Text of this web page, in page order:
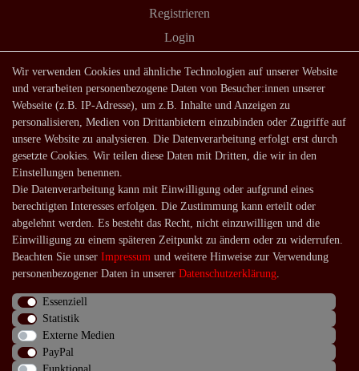
Registrieren
Login
Shop
Lagerverkauf
Zahlungsarten
Versandarten und -kosten
Service
Kontakt
Häufige Fragen
Über uns
Impressum
Wir verwenden Cookies und ähnliche Technologien auf unserer Website
und verarbeiten personenbezogene Daten von Besucher:innen unserer
Webseite (z.B. IP-Adresse), um z.B. Inhalte und Anzeigen zu
personalisieren, Medien von Drittanbietern einzubinden oder Zugriffe auf
unsere Website zu analysieren. Die Datenverarbeitung erfolgt erst durch
gesetzte Cookies. Wir teilen diese Daten mit Dritten, die wir in den
Einstellungen benennen.
Die Datenverarbeitung kann mit Einwilligung oder aufgrund eines
berechtigten Interesses erfolgen. Die Zustimmung kann erteilt oder
abgelehnt werden. Es besteht das Recht, nicht einzuwilligen und die
Einwilligung zu einem späteren Zeitpunkt zu ändern oder zu widerrufen.
Beachten Sie unser Impressum und weitere Hinweise zur Verwendung
personenbezogener Daten in unserer Daten­schutz­erklärung.
Essenziell
Statistik
Externe Medien
PayPal